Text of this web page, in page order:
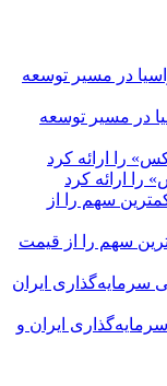
در مسیر توسعه
را ارائه کرد
سهم را از قیمت
ایران و